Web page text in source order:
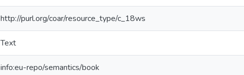
http://purl.org/coar/resource_type/c_18ws
Text
info:eu-repo/semantics/book